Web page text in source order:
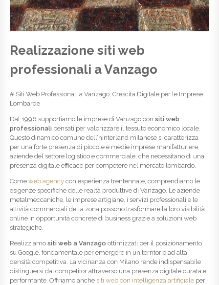
Realizzazione siti web
professionali a Vanzago
# Siti Web Professionali a Vanzago: Crescita Digitale per le Imprese
Lombarde
Dal 1996 supportiamo le imprese di Vanzago con siti web
professionali pensati per valorizzare il tessuto economico locale.
Questo dinamico comune dell’hinterland milanese si caratterizza
per una forte presenza di piccole e medie imprese manifatturiere,
aziende del settore logistico e commerciale, che necessitano di una
presenza digitale efficace per competere nel mercato lombardo.
Come web agency con esperienza trentennale, comprendiamo le
esigenze specifiche delle realtà produttive di Vanzago. Le aziende
metalmeccaniche, le imprese artigiane, i servizi professionali e le
attività commerciali della zona possono trasformare la loro visibilità
online in opportunità concrete di business grazie a soluzioni web
strategiche.
Realizziamo siti web a Vanzago ottimizzati per il posizionamento
su Google, fondamentale per emergere in un territorio ad alta
densità competitiva. La vicinanza con Milano rende indispensabile
distinguersi dai competitor attraverso una presenza digitale curata e
performante. Offriamo anche siti web con intelligenza artificiale per